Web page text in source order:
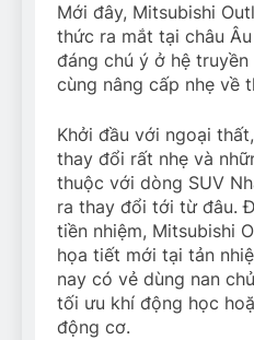
Mới đây, Mitsubishi
thức ra mắt tại châu
đáng chú ý ở hệ
cùng nâng cấp nhẹ về
Khởi đầu với ngoại
thay đổi rất nhẹ và
thuộc với dòng SUV
ra thay đổi tới từ đâu.
tiền nhiệm, Mitsubishi
họa tiết mới tại tản
nay có vẻ dùng nan
tối ưu khí động học
động cơ.